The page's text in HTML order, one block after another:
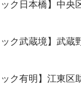
ック日本橋】中央
ック武蔵境】武蔵
ック有明】江東区